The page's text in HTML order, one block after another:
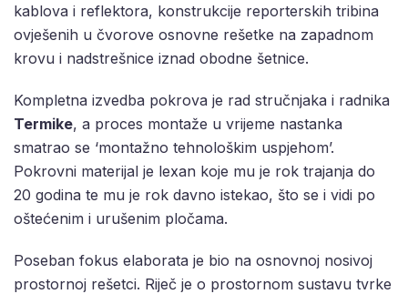
kablova i reflektora, konstrukcije reporterskih tribina
ovješenih u čvorove osnovne rešetke na zapadnom
krovu i nadstrešnice iznad obodne šetnice.
Kompletna izvedba pokrova je rad stručnjaka i radnika
Termike, a proces montaže u vrijeme nastanka
smatrao se ‘montažno tehnološkim uspjehom’.
Pokrovni materijal je lexan koje mu je rok trajanja do
20 godina te mu je rok davno istekao, što se i vidi po
oštećenim i urušenim pločama.
Poseban fokus elaborata je bio na osnovnoj nosivoj
prostornoj rešetci. Riječ je o prostornom sustavu tvrke